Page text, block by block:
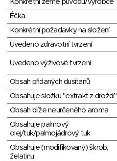
Konkrétní země původu/výrobce
Éčka
Konkrétní požadavky na složení
Uvedeno zdravotní tvrzení
Uvedeno výživové tvrzení
Obsah přidaných dusitanů
Obsahuje složku "extrakt z droždí"
Obsah blíže neurčeného aroma
Obsahuje palmový
olej/tuk/palmojádrový tuk
Obsahuje (modifikovaný) škrob,
želatinu